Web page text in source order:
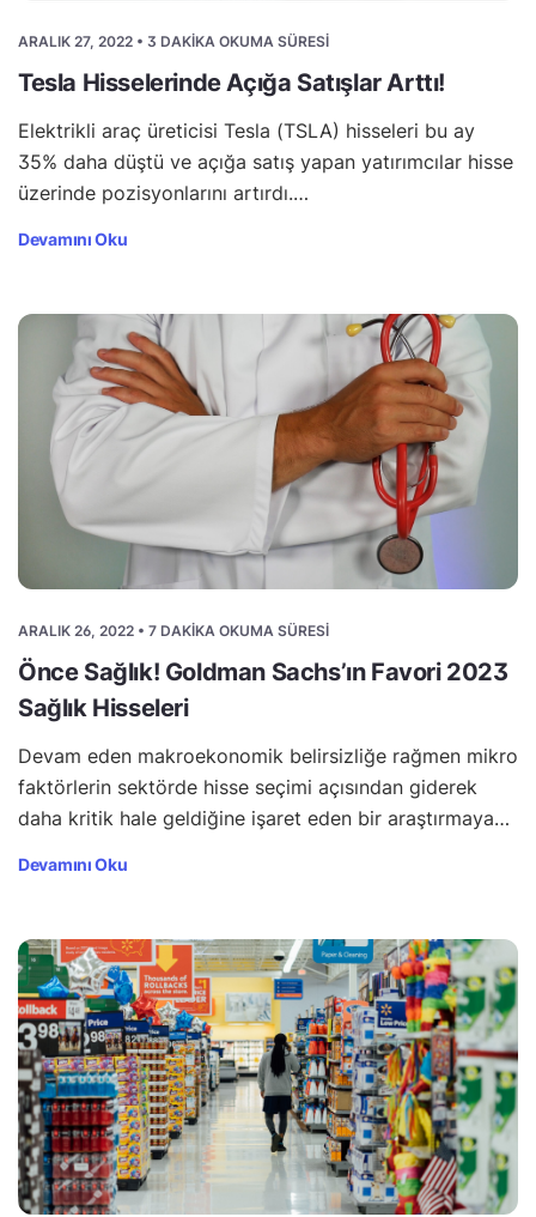
ARALIK 27, 2022 • 3 DAKIKA OKUMA SÜRESI
Tesla Hisselerinde Açığa Satışlar Arttı!
Elektrikli araç üreticisi Tesla (TSLA) hisseleri bu ay
35% daha düştü ve açığa satış yapan yatırımcılar hisse
üzerinde pozisyonlarını artırdı.…
Devamını Oku
ARALIK 26, 2022 • 7 DAKIKA OKUMA SÜRESI
Önce Sağlık! Goldman Sachs’ın Favori 2023
Sağlık Hisseleri
Devam eden makroekonomik belirsizliğe rağmen mikro
faktörlerin sektörde hisse seçimi açısından giderek
daha kritik hale geldiğine işaret eden bir araştırmaya…
Devamını Oku